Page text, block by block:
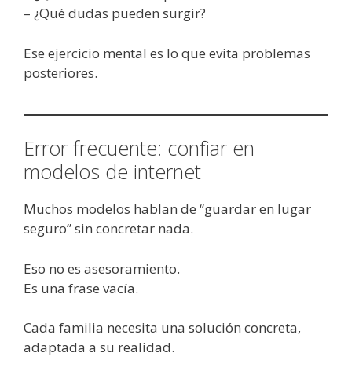
– ¿Qué dudas pueden surgir?
Ese ejercicio mental es lo que evita problemas
posteriores.
Error frecuente: confiar en
modelos de internet
Muchos modelos hablan de “guardar en lugar
seguro” sin concretar nada.
Eso no es asesoramiento.
Es una frase vacía.
Cada familia necesita una solución concreta,
adaptada a su realidad.